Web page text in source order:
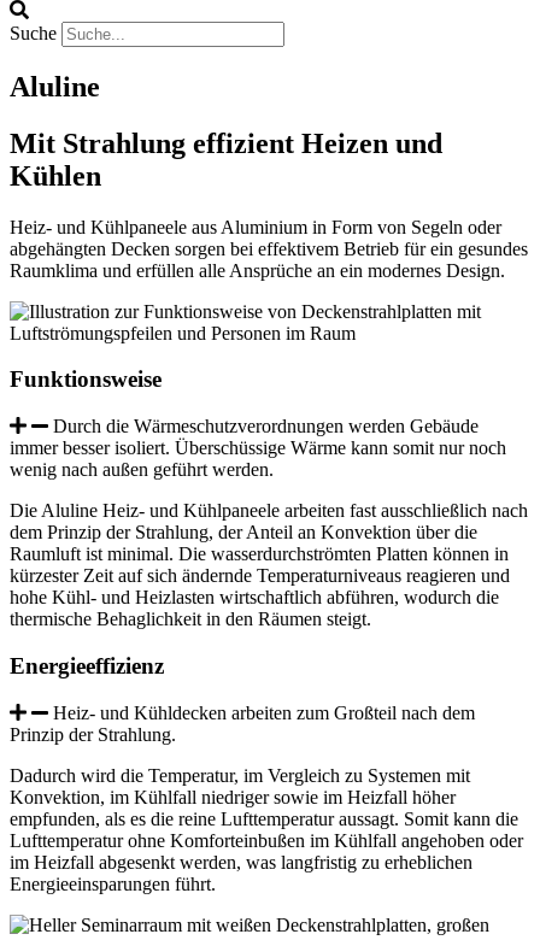
Suche
Aluline
Mit Strahlung effizient Heizen und
Kühlen
Heiz- und Kühlpaneele aus Aluminium in Form von Segeln oder
abgehängten Decken sorgen bei effektivem Betrieb für ein gesundes
Raumklima und erfüllen alle Ansprüche an ein modernes Design.
Funktionsweise
Durch die Wärmeschutzverordnungen werden Gebäude
immer besser isoliert. Überschüssige Wärme kann somit nur noch
wenig nach außen geführt werden.
Die Aluline Heiz- und Kühlpaneele arbeiten fast ausschließlich nach
dem Prinzip der Strahlung, der Anteil an Konvektion über die
Raumluft ist minimal. Die wasserdurchströmten Platten können in
kürzester Zeit auf sich ändernde Temperaturniveaus reagieren und
hohe Kühl- und Heizlasten wirtschaftlich abführen, wodurch die
thermische Behaglichkeit in den Räumen steigt.
Energieeffizienz
Heiz- und Kühldecken arbeiten zum Großteil nach dem
Prinzip der Strahlung.
Dadurch wird die Temperatur, im Vergleich zu Systemen mit
Konvektion, im Kühlfall niedriger sowie im Heizfall höher
empfunden, als es die reine Lufttemperatur aussagt. Somit kann die
Lufttemperatur ohne Komforteinbußen im Kühlfall angehoben oder
im Heizfall abgesenkt werden, was langfristig zu erheblichen
Energieeinsparungen führt.